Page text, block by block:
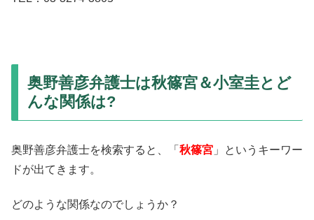
奥野善彦弁護士は秋篠宮＆小室圭とど
んな関係は?
奥野善彦弁護士を検索すると、「 秋篠宮 」というキーワー
ドが出てきます。
どのような関係なのでしょうか？